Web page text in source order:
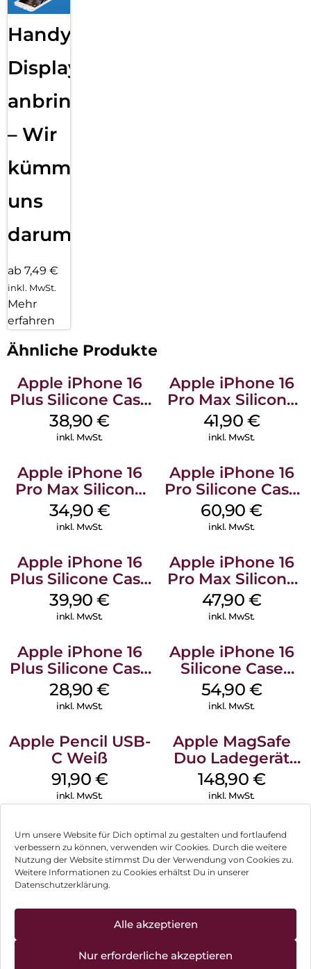
Um unsere Website für Dich optimal zu gestalten und fortlaufend
verbessern zu können, verwenden wir Cookies. Durch die weitere
Nutzung der Website stimmst Du der Verwendung von Cookies zu.
Weitere Informationen zu Cookies erhältst Du in unserer
Datenschutzerklärung.
Alle akzeptieren
Nur erforderliche akzeptieren
Handy
Displayfolie
anbringen
– Wir
kümmern
uns
darum!
ab 7,49 €
inkl. MwSt.
Mehr
erfahren
Ähnliche Produkte
Apple iPhone 16
Plus Silicone Case
MagSafe Denim
38,90€
inkl. MwSt.
Apple iPhone 16
Pro Max Silicone
Case MagSafe
Ultramarine
41,90 €
inkl. MwSt.
Apple iPhone 16
Pro Max Silicone
Case MagSafe
Denim
34,90 €
inkl. MwSt.
Apple iPhone 16
Pro Silicone Case
MagSafe Stone
Gray
60,90€
inkl. MwSt.
Apple iPhone 16
Plus Silicone Case
MagSafe Plum
39,90€
inkl. MwSt.
Apple iPhone 16
Pro Max Silicone
Case MagSafe
Black
47,90 €
inkl. MwSt.
Apple iPhone 16
Plus Silicone Case
MagSafe Black
28,90€
inkl. MwSt.
Apple iPhone 16
Silicone Case
MagSafe Black
54,90 €
inkl. MwSt.
Apple Pencil USB-
C Weiß
91,90 €
inkl. MwSt.
Apple MagSafe
Duo Ladegerät
Weiß
148,90 €
inkl. MwSt.
Impressum